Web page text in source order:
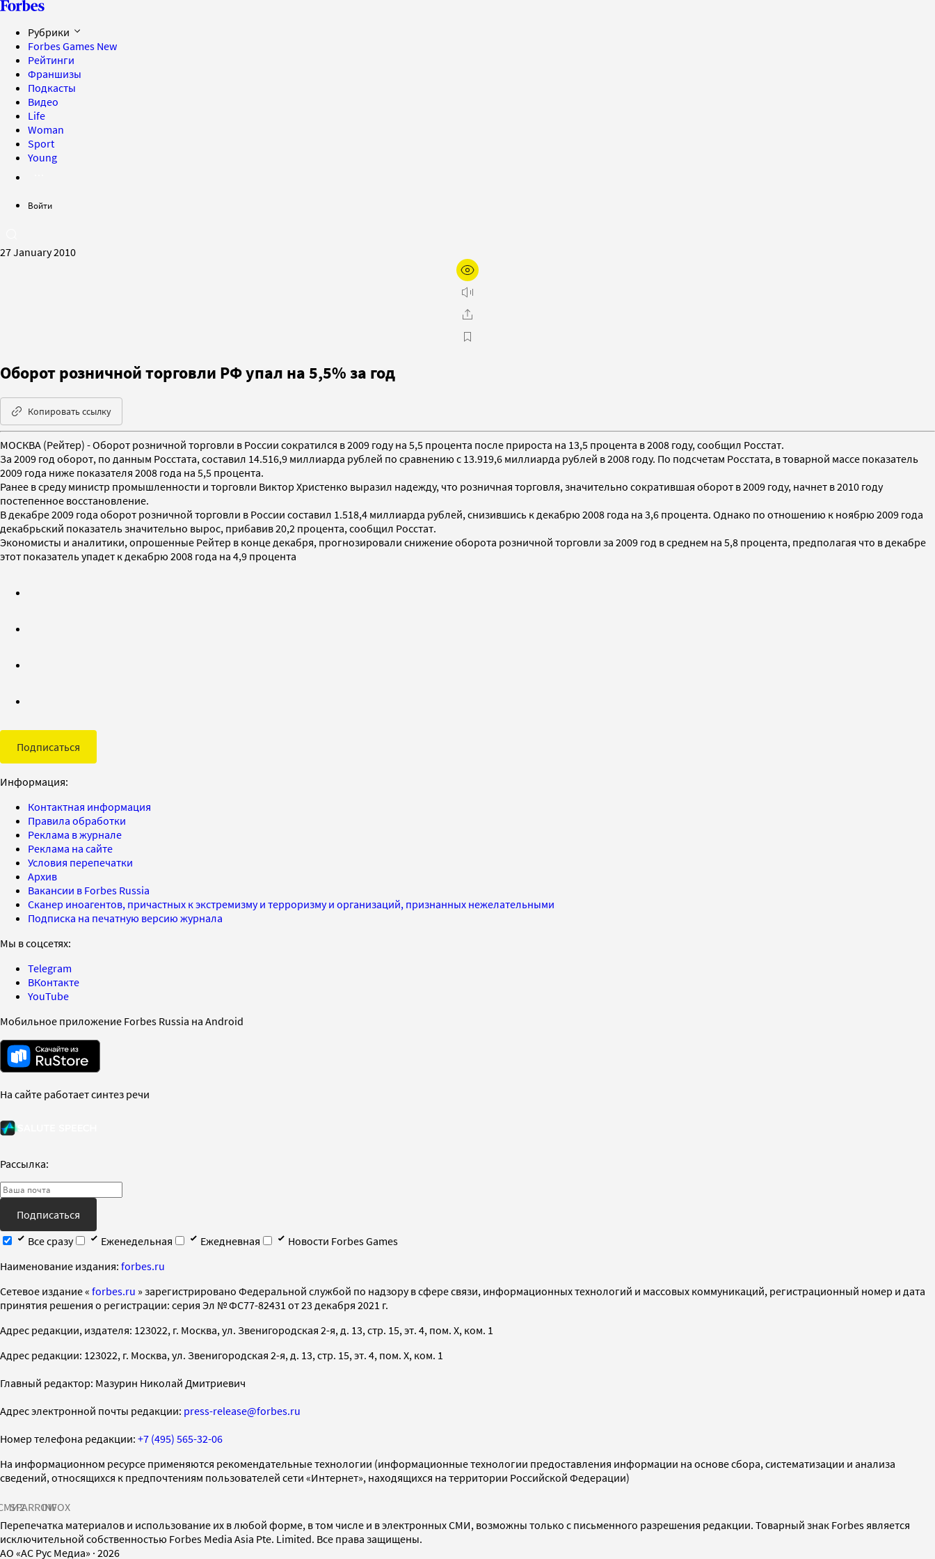
Рубрики
Forbes Games New
Рейтинги
Франшизы
Подкасты
Видео
Life
Woman
Sport
Young
Войти
27 January 2010
Оборот розничной торговли РФ упал на 5,5% за год
Копировать ссылку
МОСКВА (Рейтер) - Оборот розничной торговли в России сократился в 2009 году на 5,5 процента после прироста на 13,5 процента в 2008 году, сообщил Росстат.
За 2009 год оборот, по данным Росстата, составил 14.516,9 миллиарда рублей по сравнению с 13.919,6 миллиарда рублей в 2008 году. По подсчетам Росстата, в товарной массе показатель
2009 года ниже показателя 2008 года на 5,5 процента.
Ранее в среду министр промышленности и торговли Виктор Христенко выразил надежду, что розничная торговля, значительно сократившая оборот в 2009 году, начнет в 2010 году
постепенное восстановление.
В декабре 2009 года оборот розничной торговли в России составил 1.518,4 миллиарда рублей, снизившись к декабрю 2008 года на 3,6 процента. Однако по отношению к ноябрю 2009 года
декабрьский показатель значительно вырос, прибавив 20,2 процента, сообщил Росстат.
Экономисты и аналитики, опрошенные Рейтер в конце декабря, прогнозировали снижение оборота розничной торговли за 2009 год в среднем на 5,8 процента, предполагая что в декабре
этот показатель упадет к декабрю 2008 года на 4,9 процента
Подписаться
Информация:
Контактная информация
Правила обработки
Реклама в журнале
Реклама на сайте
Условия перепечатки
Архив
Вакансии в Forbes Russia
Сканер иноагентов, причастных к экстремизму и терроризму и организаций, признанных нежелательными
Подписка на печатную версию журнала
Мы в соцсетях:
Telegram
ВКонтакте
YouTube
Мобильное приложение Forbes Russia на Android
На сайте работает синтез речи
Рассылка:
Подписаться
Все сразу
Еженедельная Ежедневная
Новости Forbes Games
Наименование издания: forbes.ru
Cетевое издание « forbes.ru » зарегистрировано Федеральной службой по надзору в сфере связи, информационных технологий и массовых коммуникаций, регистрационный номер и дата
принятия решения о регистрации: серия Эл № ФС77-82431 от 23 декабря 2021 г.
Адрес редакции, издателя: 123022, г. Москва, ул. Звенигородская 2-я, д. 13, стр. 15, эт. 4, пом. X, ком. 1
Адрес редакции: 123022, г. Москва, ул. Звенигородская 2-я, д. 13, стр. 15, эт. 4, пом. X, ком. 1
Главный редактор: Мазурин Николай Дмитриевич
Адрес электронной почты редакции: press-release@forbes.ru
Номер телефона редакции: +7 (495) 565-32-06
На информационном ресурсе применяются рекомендательные технологии (информационные технологии предоставления информации на основе сбора, систематизации и анализа
сведений, относящихся к предпочтениям пользователей сети «Интернет», находящихся на территории Российской Федерации)
SPARROWINFOX
Перепечатка материалов и использование их в любой форме, в том числе и в электронных СМИ, возможны только с письменного разрешения редакции. Товарный знак Forbes является
исключительной собственностью Forbes Media Asia Pte. Limited. Все права защищены.
AO «АС Рус Медиа» · 2026